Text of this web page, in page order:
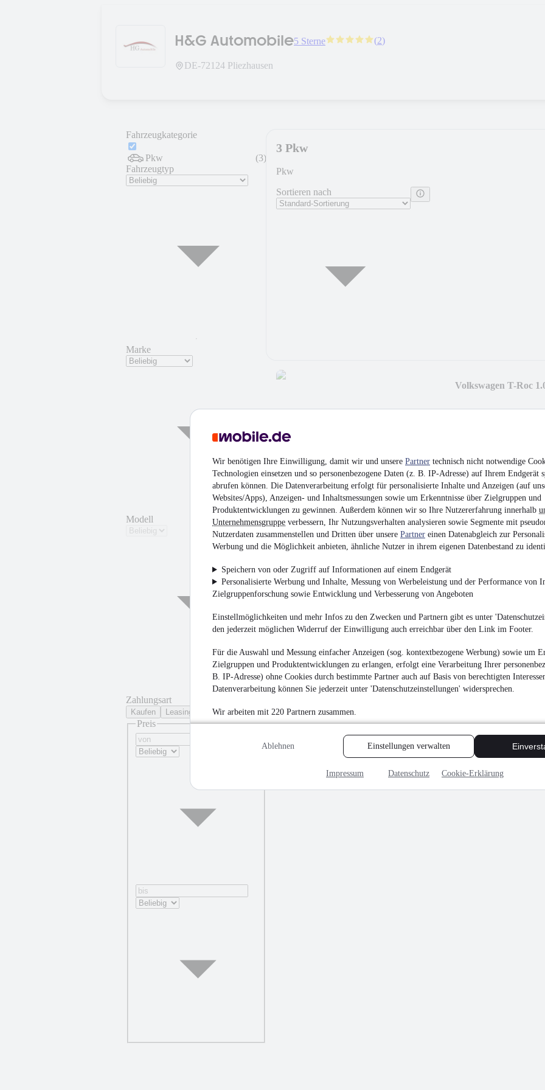
Wir benötigen Ihre Einwilligung, damit wir und unsere Partner technisch nicht notwendige
Technologien einsetzen und so personenbezogene Daten (z. B. IP-Adresse) auf Ihrem Endgerät
abrufen können. Die Datenverarbeitung erfolgt für personalisierte Inhalte und Anzeigen (auf
Websites/Apps), Anzeigen- und Inhaltsmessungen sowie um Erkenntnisse über Zielgruppen und
Produktentwicklungen zu gewinnen. Außerdem können wir so Ihre Nutzererfahrung innerhalb
Unternehmensgruppe verbessern, Ihr Nutzungsverhalten analysieren sowie Segmente mit
Nutzerdaten zusammenstellen und Dritten über unsere Partner einen Datenabgleich zur
Werbung und die Möglichkeit anbieten, ähnliche Nutzer in ihrem eigenen Datenbestand zu
Speichern von oder Zugriff auf Informationen auf einem Endgerät
Personalisierte Werbung und Inhalte, Messung von Werbeleistung und der Performance von
Zielgruppenforschung sowie Entwicklung und Verbesserung von Angeboten
Einstellmöglichkeiten und mehr Infos zu den Zwecken und Partnern gibt es unter
den jederzeit möglichen Widerruf der Einwilligung auch erreichbar über den Link im Footer.
Für die Auswahl und Messung einfacher Anzeigen (sog. kontextbezogene Werbung) sowie um
Zielgruppen und Produktentwicklungen zu erlangen, erfolgt eine Verarbeitung Ihrer
B. IP-Adresse) ohne Cookies durch bestimmte Partner auch auf Basis von berechtigten
Datenverarbeitung können Sie jederzeit unter 'Datenschutzeinstellungen' widersprechen.
Wir arbeiten mit 220 Partnern zusammen.
Ablehnen Einstellungen verwalten
Impressum Datenschutz Cookie-Erklärung
H&G Automobile5 Sterne (2)
DE-72124 Pliezhausen
Fahrzeugkategorie
Pkw (3)
Fahrzeugtyp
Marke
Modell
Zahlungsart
Kaufen Leasing
Preis
3 Pkw
Pkw
Sortieren nach
Volkswagen T-Roc
14.980 €
Skoda Citigo Cool
5.290 €
Unfallfrei•EZ 07/
Renault Captur
5.790 €
Unfallfrei•EZ 03/
MwSt. ausweisbar